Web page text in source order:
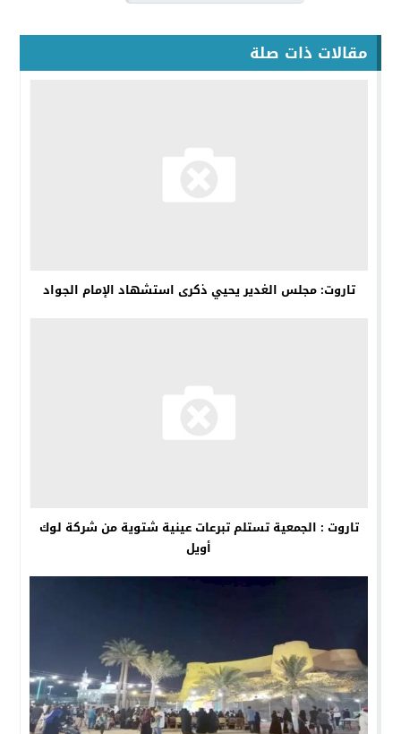
مقالات ذات صلة
تاروت: مجلس الغدير يحيي ذكرى استشهاد الإمام الجواد
تاروت : الجمعية تستلم تبرعات عينية شتوية من شركة لوك
أويل